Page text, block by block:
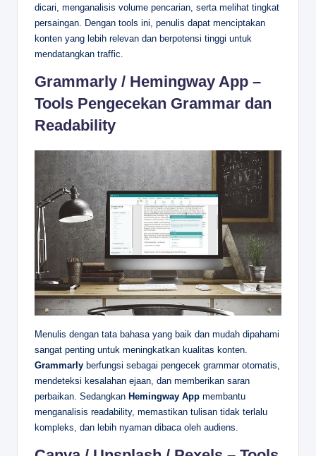
dicari, menganalisis volume pencarian, serta melihat tingkat
persaingan. Dengan tools ini, penulis dapat menciptakan
konten yang lebih relevan dan berpotensi tinggi untuk
mendatangkan traffic.
Grammarly / Hemingway App –
Tools Pengecekan Grammar dan
Readability
Menulis dengan tata bahasa yang baik dan mudah dipahami
sangat penting untuk meningkatkan kualitas konten.
Grammarly berfungsi sebagai pengecek grammar otomatis,
mendeteksi kesalahan ejaan, dan memberikan saran
perbaikan. Sedangkan Hemingway App membantu
menganalisis readability, memastikan tulisan tidak terlalu
kompleks, dan lebih nyaman dibaca oleh audiens.